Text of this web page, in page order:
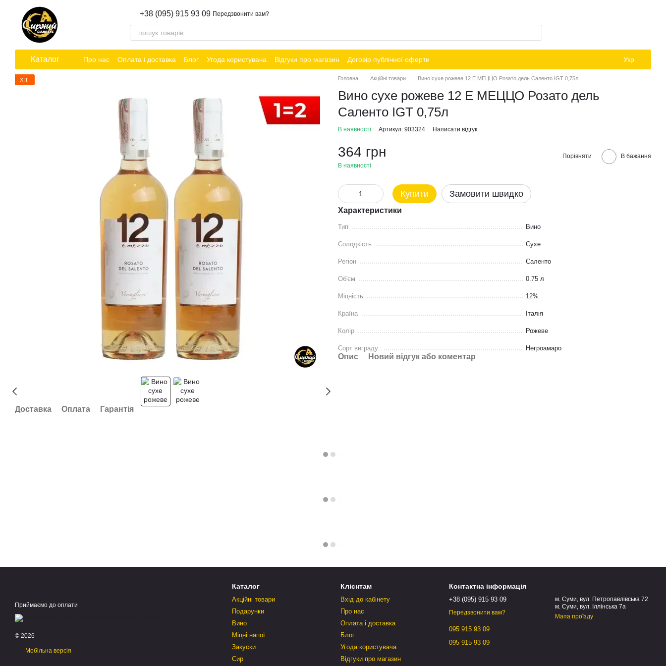
Перейти до основного контенту
+38 (095) 915 93 09 Передзвонити вам?
Каталог Про нас Оплата і доставка Блог Угода користувача Відгуки про магазин Договір публічної оферти Укр
ХІТ
Доставка Оплата Гарантія
Головна Акційні товари Вино сухе рожеве 12 Е МЕЦЦО Розато дель Саленто IGT 0,75л
Вино сухе рожеве 12 Е МЕЦЦО Розато дель
Саленто IGT 0,75л
В наявності Артикул: 903324 Написати відгук
364 грн
В наявності
Порівняти В бажання
Купити Замовити швидко
Характеристики
Тип Вино
Солодкість Сухе
Регіон Саленто
Об'єм 0.75 л
Міцність 12%
Країна Італія
Колір Рожеве
Сорт виграду: Негроамаро
Опис Новий відгук або коментар
Приймаємо до оплати
© 2026
Мобільна версія
Каталог
Акційні товари
Подарунки
Вино
Міцні напої
Закуски
Сир
Клієнтам
Вхід до кабінету
Про нас
Оплата і доставка
Блог
Угода користувача
Відгуки про магазин
Контактна інформація
+38 (095) 915 93 09
Передзвонити вам?
095 915 93 09
095 915 93 09
м. Суми, вул. Петропавлівська 72
м. Суми, вул. Іллінська 7а
Мапа проїзду